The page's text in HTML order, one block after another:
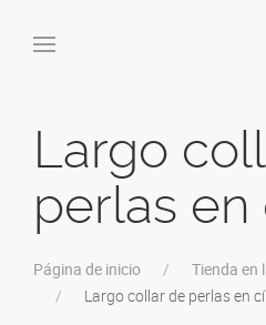
Largo
perlas
Página de inicio Tienda en
Largo collar de perlas en